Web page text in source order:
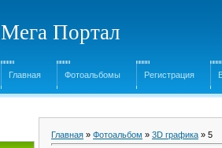
Мега Портал
Главная Фотоальбомы Регистрация
Главная » Фотоальбом » 3D графика » 5